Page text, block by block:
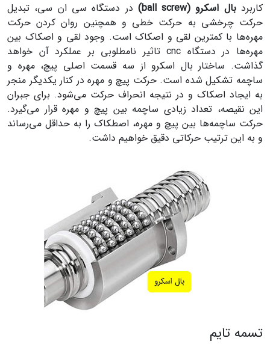
کاربردبال اسکرو (ball screw)
در دستگاه سی ان سی، تبدیل
حرکت چرخشی به حرکت خطی و همچنین روان کردن حرکت
مهره‌ها با کمترین لقی و اصکاک است. وجود لقی و اصکاک بین
مهره‌ها در دستگاه cnc تاثیر نامطلوبی بر عملکرد آن خواهد
گذاشت. ساختار بال اسکرو از سه قسمت اصلی پیچ، مهره و
ساچمه تشکیل شده است. حرکت پیچ و مهره در کنار یکدیگر منجر
به ایجاد اصکاک و در نتیجه انحراف حرکت می‌شود. برای جبران
این نقیصه، تعداد زیادی ساچمه بین پیچ و مهره قرار می‌گیرد.
حرکت ساچمه‌ها بین پیچ و مهره، اصطکاک را به حداقل می‌رساند
و به این ترتیب حرکاتی دقیق خواهیم داشت.
تسمه تایم